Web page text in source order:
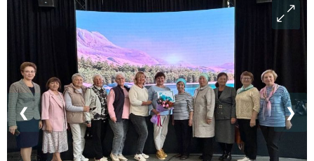
❮ ❯